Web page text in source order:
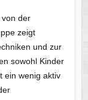
von der
zeigt
und zur
sowohl Kinder
ein wenig aktiv